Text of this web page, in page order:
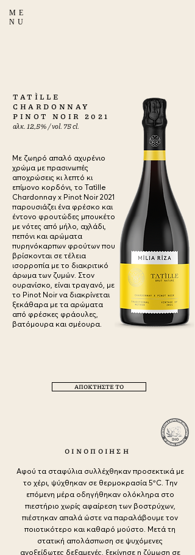
ME
NU
ΑΠΟΚΤΗΣΤΕ ΤΟ
TATÌLLE
CHARDONNAY
PINOT NOIR 2021
αλκ. 12,5% / vol. 75 cl.
Με ζωηρό απαλό αχυρένιο
χρώμα με πρασινωπές
αποχρώσεις κι λεπτό κι
επίμονο κορδόνι, το Tatìlle
Chardonnay x Pinot Noir 2021
παρουσιάζει ένα φρέσκο και
έντονο φρουτώδες μπουκέτο
με νότες από μήλο, αχλάδι,
πεπόνι και αρώματα
πυρηνόκαρπων φρούτων που
βρίσκονται σε τέλεια
ισορροπία με το διακριτικό
άρωμα των ζυμών. Στον
ουρανίσκο, είναι τραγανό, με
το Pinot Noir να διακρίνεται
ξεκάθαρα με τα αρώματα
από φρέσκες φράουλες,
βατόμουρα και σμέουρα.
ΟΙΝΟΠΟΙΗΣΗ
Αφού τα σταφύλια συλλέχθηκαν προσεκτικά με
το χέρι, ψύχθηκαν σε θερμοκρασία 5ºC. Την
επόμενη μέρα οδηγήθηκαν ολόκληρα στο
πιεστήριο χωρίς αφαίρεση των βοστρύχων,
πιέστηκαν απαλά ώστε να παραλάβουμε τον
ποιοτικότερο και καθαρό μούστο. Μετά τη
στατική απολάσπωση σε ψυχόμενες
ανοξείδωτες δεξαμενές, ξεκίνησε η ζύμωση σε